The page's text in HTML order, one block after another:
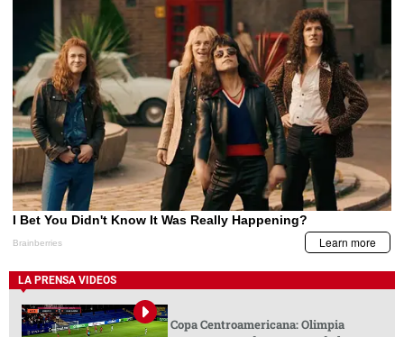
LA PRENSA VIDEOS
Copa Centroamericana: Olimpia